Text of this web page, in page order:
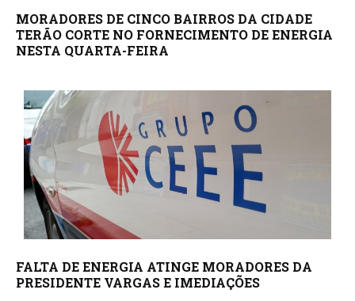
MORADORES DE CINCO BAIRROS DA CIDADE
TERÃO CORTE NO FORNECIMENTO DE ENERGIA
NESTA QUARTA-FEIRA
FALTA DE ENERGIA ATINGE MORADORES DA
PRESIDENTE VARGAS E IMEDIAÇÕES